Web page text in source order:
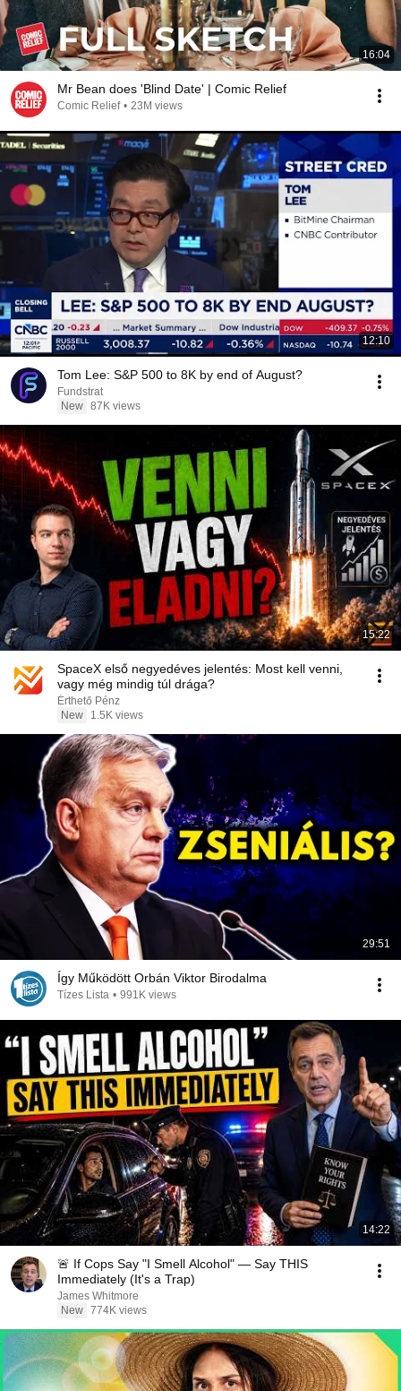
16:04
Mr Bean does 'Blind Date' | Comic Relief
Comic Relief • 23M views
12:10
Tom Lee: S&P 500 to 8K by end of August?
Fundstrat
New 87K views
15:22
SpaceX első negyedéves jelentés: Most kell venni,
vagy még mindig túl drága?
Érthető Pénz
New
1.5K views
29:51
Így Működött Orbán Viktor Birodalma
Tízes Lista • 991K views
14:22
🚨 If Cops Say "I Smell Alcohol" — Say THIS
Immediately (It's a Trap)
James Whitmore
New 774K views